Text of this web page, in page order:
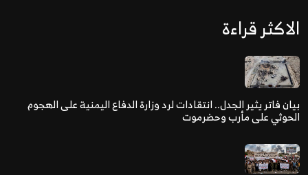
الاكثر قراءة
بيان فاتر يثير الجدل.. انتقادات لرد وزارة الدفاع اليمنية على الهجوم
الحوثي على مأرب وحضرموت